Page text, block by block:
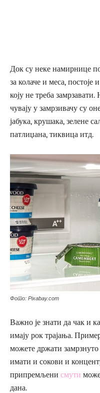
Док су неке намирнице
за колаче и меса,
коју не треба
чувају у замрзивачу су
јабука, крушака, зелене
патлиџана, тиквица итд.
Фото: Pixabay.com
Важно је знати да чак и
имају рок трајања.
можете држати
имати и сокови и
припремљени смути
дана.